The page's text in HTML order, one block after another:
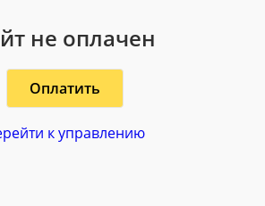
не оплачен
Оплатить
к управлению